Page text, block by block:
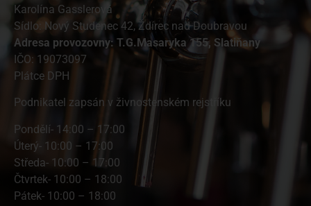
Karolína Gasslerová
Sídlo: Nový Studenec 42, Ždírec nad Doubravou
Adresa provozovny: T.G.Masaryka 155, Slatiňany
IČO: 19073097
Plátce DPH
Podnikatel zapsán v živnostenském rejstříku
Pondělí- 14:00 – 17:00
Úterý- 10:00 – 17:00
Středa- 10:00 – 17:00
Čtvrtek- 10:00 – 18:00
Pátek- 10:00 – 18:00